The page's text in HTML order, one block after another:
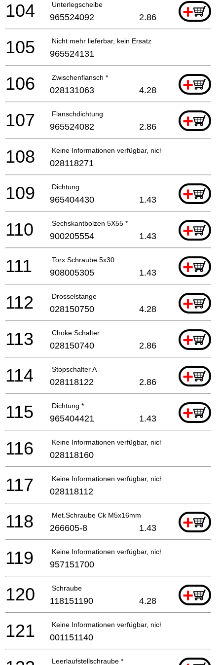
Unterlegscheibe +
104 965524092 2.86
Nicht mehr lieferbar, kein Ersatz
105 965524131
Zwischenflansch * +
106 028131063 4.28
Flanschdichtung +
107 965524082 2.86
Keine Informationen verfügbar, nicht bestellbar
108 028118271
Dichtung +
109 965404430 1.43
Sechskantbolzen 5X55 * +
110 900205554 1.43
Torx Schraube 5x30 +
111 908005305 1.43
Drosselstange +
112 028150750 4.28
Choke Schalter +
113 028150740 2.86
Stopschalter A +
114 028118122 2.86
Dichtung * +
115 965404421 1.43
Keine Informationen verfügbar, nicht bestellbar
116 028118160
Keine Informationen verfügbar, nicht bestellbar
117 028118112
Met.Schraube Ck M5x16mm +
118 266605-8 1.43
Keine Informationen verfügbar, nicht bestellbar
119 957151700
Schraube +
120 118151190 4.28
Keine Informationen verfügbar, nicht bestellbar
121 001151140
Leerlaufstellschraube *